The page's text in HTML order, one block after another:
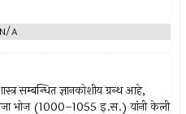
A
सम्बन्धित ज्ञानकोशीय ग्रन्थ आहे,
राजा भोज (1000–1055 इ.स.) यांनी केली